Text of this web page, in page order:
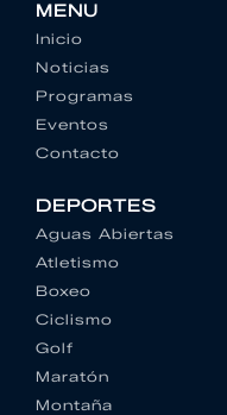
MENU
Inicio
Noticias
Programas
Eventos
Contacto
DEPORTES
Aguas Abiertas
Atletismo
Boxeo
Ciclismo
Golf
Maratón
Montaña